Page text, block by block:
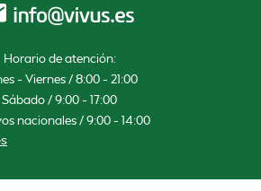
Horario de atención:
– Viernes / 8:00 – 21:00
Sábado / 9:00 – 17:00
nacionales / 9:00 – 14:00